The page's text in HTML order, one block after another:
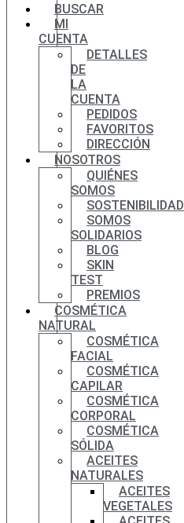
BUSCAR
MI
CUENTA
DETALLES
DE
LA
CUENTA
PEDIDOS
FAVORITOS
DIRECCIÓN
NOSOTROS
QUIÉNES
SOMOS
SOSTENIBILIDAD
SOMOS
SOLIDARIOS
BLOG
SKIN
TEST
PREMIOS
COSMÉTICA
NATURAL
COSMÉTICA
FACIAL
COSMÉTICA
CAPILAR
COSMÉTICA
CORPORAL
COSMÉTICA
SÓLIDA
ACEITES
NATURALES
ACEITES
VEGETALES